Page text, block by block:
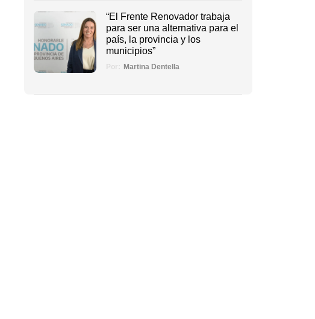
“El Frente Renovador trabaja
para ser una alternativa para el
país, la provincia y los
municipios”
Por: Martina Dentella